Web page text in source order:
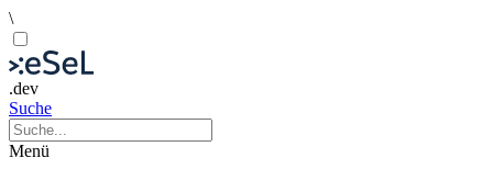
\
.dev
Suche
Menü